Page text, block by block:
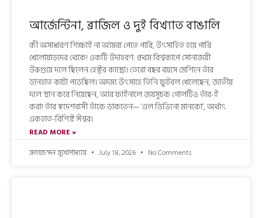
আর্জেন্টিনা, ব্রাজিল ও দুই বিখ্যাত বাঙালি
কী অসাধারণ শিক্ষাই না আমরা পেতে পারি, উৎসাহিত হয়ে পারি
খেলোয়াড়দের থেকে! একটি উদাহরণ: প্রথম বিশ্বকাপে সোনাজয়ী
উরুগুয়ে দলে ছিলেন হেক্টর কাস্ত্রো। তেরো বছর বয়সে মেশিনে তাঁর
ডানহাত কাটা পড়েছিল। অদম্য উৎসাহে তিনি ফুটবল খেলেছেন, জাতীয়
দলে স্থান করে নিয়েছেন, আর ফাইনালে জয়সূচক গোলটিও তাঁর-ই
করা! তাঁর স্বদেশবাসী তাঁকে ডাকতেন— ‘এল ডিভিনো মানকো’, অর্থাৎ
একহাত-বিশিষ্ট ঈশ্বর।
READ MORE »
মলয়চন্দন মুখোপাধ্যায়
July 18, 2026 No Comments